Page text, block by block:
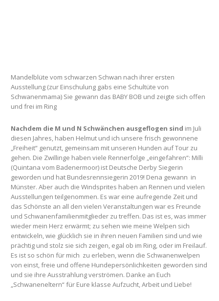
Mandelblüte vom schwarzen Schwan nach ihrer ersten
Ausstellung (zur Einschulung gabs eine Schultüte von
Schwanenmama) Sie gewann das BABY BOB und zeigte sich offen
und frei im Ring
Nachdem die M und N Schwänchen ausgeflogen sind im Juli
diesen Jahres, haben Helmut und ich unsere frisch gewonnene
„Freiheit“ genutzt, gemeinsam mit unseren Hunden auf Tour zu
gehen. Die Zwillinge haben viele Rennerfolge „eingefahren“: Milli
(Quintana vom Badenermoor) ist Deutsche Derby Siegerin
geworden und hat Bundesrennsiegerin 2019! Dena gewann in
Münster. Aber auch die Windsprites haben an Rennen und vielen
Ausstellungen teilgenommen. Es war eine aufregende Zeit und
das Schönste an all den vielen Veranstaltungen war es Freunde
und Schwanenfamilienmitglieder zu treffen. Das ist es, was immer
wieder mein Herz erwärmt; zu sehen wie meine Welpen sich
entwickeln, wie glücklich sie in ihren neuen Familien sind und wie
prächtig und stolz sie sich zeigen, egal ob im Ring, oder im Freilauf.
Es ist so schön für mich zu erleben, wenn die Schwanenwelpen
von einst, freie und offene Hundepersönlichkeiten geworden sind
und sie ihre Ausstrahlung verströmen. Danke an Euch
„Schwaneneltern“ für Eure klasse Aufzucht, Arbeit und Liebe!